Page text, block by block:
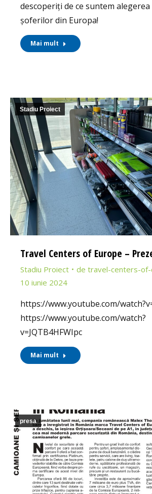
descoperiți de ce suntem
șoferilor din Europa!
Mai mult
Stadiu Proiect
Travel Centers of Europe –
Stadiu Proiect de travel-centers-
10 iunie 2024
https://www.youtube.com/
https://www.youtube.com/watch?
v=JQTB4HFWIpc
Mai mult
presa